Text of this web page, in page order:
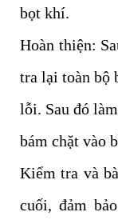
bọt khí.
Hoàn thiện:
tra lại toàn bộ
lỗi. Sau đó
bám chặt vào
Kiểm tra và
cuối, đảm